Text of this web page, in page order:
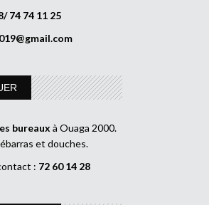
74 74 11 25
bureaux à Ouaga 2000.
et douches.
: 72 60 14 28